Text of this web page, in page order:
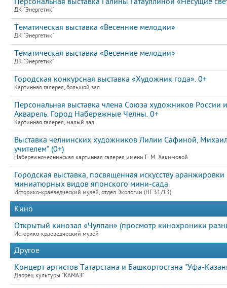
ДК "Энергетик"
Тематическая выставка «Весенние мелодии»
ДК "Энергетик"
Тематическая выставка «Весенние мелодии»
ДК "Энергетик"
Городская конкурсная выставка «Художник года». 0+
Картинная галерея, большой зал
Персональная выставка члена Союза художников России
Акварель. Город Набережные Челны. 0+
Картинная галерея, малый зал
Выставка челнинских художников Лилии Сафиной,
учителем" (0+)
Набережночелнинская картинная галерея имени Г. М. Хакимовой
Городская выставка, посвященная искусству
миниатюрных видов японского мини-сада.
Историко-краеведческий музей, отдел Экологии (НГ 31/13)
Кино
Открытый кинозал «Чулпан» (просмотр кинохроники
Историко-краеведческий музей
Другое
Концерт артистов Татарстана и Башкортостана "Уфа-
Дворец культуры "КАМАЗ"